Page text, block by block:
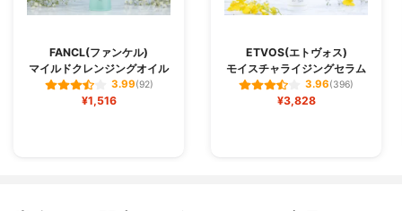
FANCL(ファンケル)
マイルドクレンジングオイル
3.99(92)
¥1,516
ETVOS(エトヴォス)
モイスチャライジングセラム
3.96(396)
¥3,828